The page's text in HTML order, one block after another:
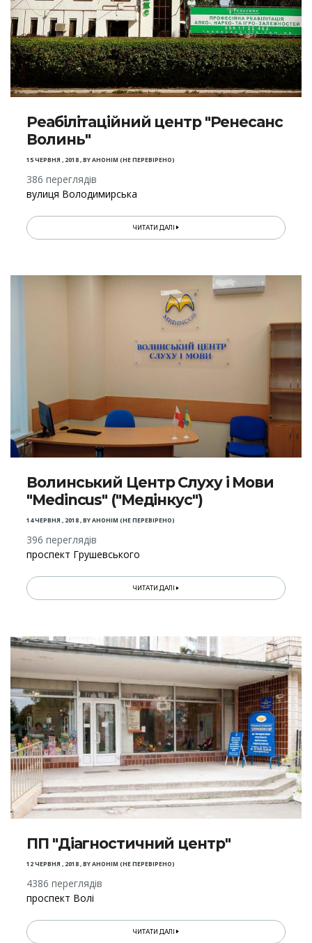
Реабілітаційний центр "Ренесанс
Волинь"
15 ЧЕРВНЯ , 2018,BYАНОНІМ (НЕ ПЕРЕВІРЕНО)
386 переглядів
вулиця Володимирська
ЧИТАТИ ДАЛІ
Волинський Центр Слуху і Мови
"Medincus" ("Медінкус")
14 ЧЕРВНЯ , 2018,BYАНОНІМ (НЕ ПЕРЕВІРЕНО)
396 переглядів
проспект Грушевського
ЧИТАТИ ДАЛІ
ПП "Діагностичний центр"
12 ЧЕРВНЯ , 2018,BYАНОНІМ (НЕ ПЕРЕВІРЕНО)
4386 переглядів
проспект Волі
ЧИТАТИ ДАЛІ